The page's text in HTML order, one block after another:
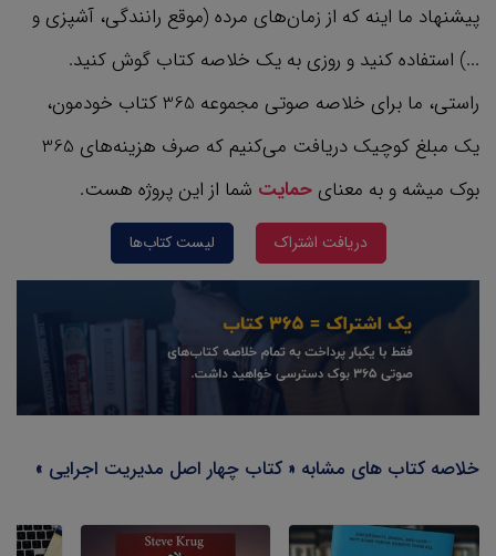
پیشنهاد ما اینه که از زمان‌های مرده (موقع رانندگی، آشپزی و
...) استفاده کنید و روزی به یک خلاصه کتاب گوش کنید.
راستی، ما برای خلاصه صوتی مجموعه 365 کتاب‌ خودمون،
یک مبلغ کوچیک دریافت می‌کنیم که صرف هزینه‌های 365
بوک میشه و به معنای حمایت شما از این پروژه هست.
دریافت اشتراک لیست کتاب‌ها
خلاصه کتاب های مشابه « کتاب چهار اصل مدیریت اجرایی »